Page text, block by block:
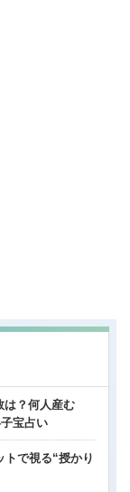
は？何人産む
宝占い
トで視る“授かり